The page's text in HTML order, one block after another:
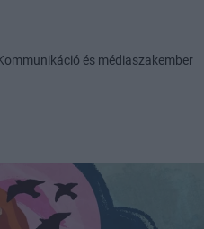
és médiaszakember